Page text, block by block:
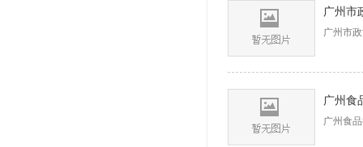
广州市
广州市
广州食
广州食